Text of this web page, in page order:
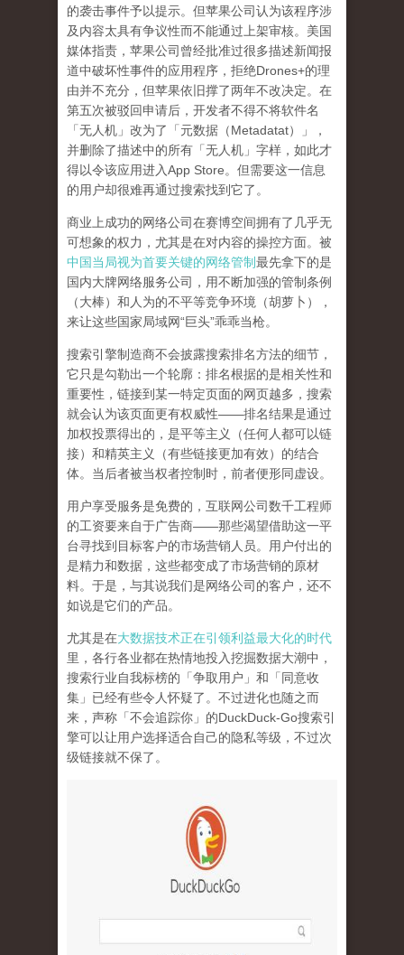
的袭击事件予以提示。但苹果公司认为该程序涉
及内容太具有争议性而不能通过上架审核。美国
媒体指责，苹果公司曾经批准过很多描述新闻报
道中破坏性事件的应用程序，拒绝Drones+的理
由并不充分，但苹果依旧撑了两年不改决定。在
第五次被驳回申请后，开发者不得不将软件名
「无人机」改为了「元数据（Metadatat）」，
并删除了描述中的所有「无人机」字样，如此才
得以令该应用进入App Store。但需要这一信息
的用户却很难再通过搜索找到它了。
商业上成功的网络公司在赛博空间拥有了几乎无
可想象的权力，尤其是在对内容的操控方面。被
中国当局视为首要关键的网络管制最先拿下的是
国内大牌网络服务公司 ，用不断加强的管制条例
（大棒）和人为的不平等竞争环境（胡萝卜），
来让这些国家局域网“巨头”乖乖当枪。
搜索引擎制造商不会披露搜索排名方法的细节，
它只是勾勒出一个轮廓：排名根据的是相关性和
重要性，链接到某一特定页面的网页越多，搜索
就会认为该页面更有权威性——排名结果是通过
加权投票得出的，是平等主义（任何人都可以链
接）和精英主义（有些链接更加有效）的结合
体。 当后者被当权者控制时，前者便形同虚设。
用户享受服务是免费的，互联网公司数千工程师
的工资要来自于广告商——那些渴望借助这一平
台寻找到目标客户的市场营销人员。用户付出的
是精力和数据，这些都变成了市场营销的原材
料。于是， 与其说我们是网络公司的客户，还不
如说是它们的产品。
尤其是在大数据技术正在引领利益最大化的时代
里，各行各业都在热情地投入挖掘数据大潮中，
搜索行业自我标榜的「争取用户」和「同意收
集」已经有些令人怀疑了。不过进化也随之而
来，声称「不会追踪你」的DuckDuck-Go搜索引
擎可以让用户选择适合自己的隐私等级，不过次
级链接就不保了。